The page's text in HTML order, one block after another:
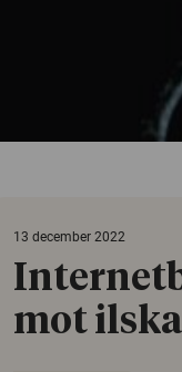
13 december 2022
mot